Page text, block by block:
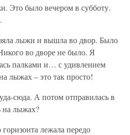
Это было вечером в субботу.
лыжи и вышла во двор. Было
во дворе не было. Я
палками и… с удивлением
лыжах – это так просто!
сюда. А потом отправилась в
на лыжах?
лежала передо